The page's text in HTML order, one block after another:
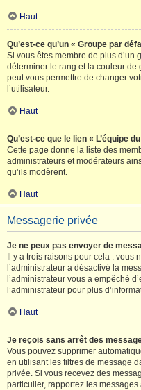
Haut
Qu’est-ce qu’un « Groupe par
Si vous êtes membre de plus d’un
déterminer le rang et la couleur de
peut vous permettre de changer
l’utilisateur.
Haut
Qu’est-ce que le lien « L’équipe
Cette page donne la liste des
administrateurs et modérateurs
qu’ils modèrent.
Haut
Messagerie privée
Je ne peux pas envoyer de
Il y a trois raisons pour cela : vous
l’administrateur a désactivé la
l’administrateur vous a empêché
l’administrateur pour plus
Haut
Je reçois sans arrêt des
Vous pouvez supprimer
en utilisant les filtres de message
privée. Si vous recevez des
particulier, rapportez les